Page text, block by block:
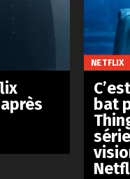
NETFLIX
bat